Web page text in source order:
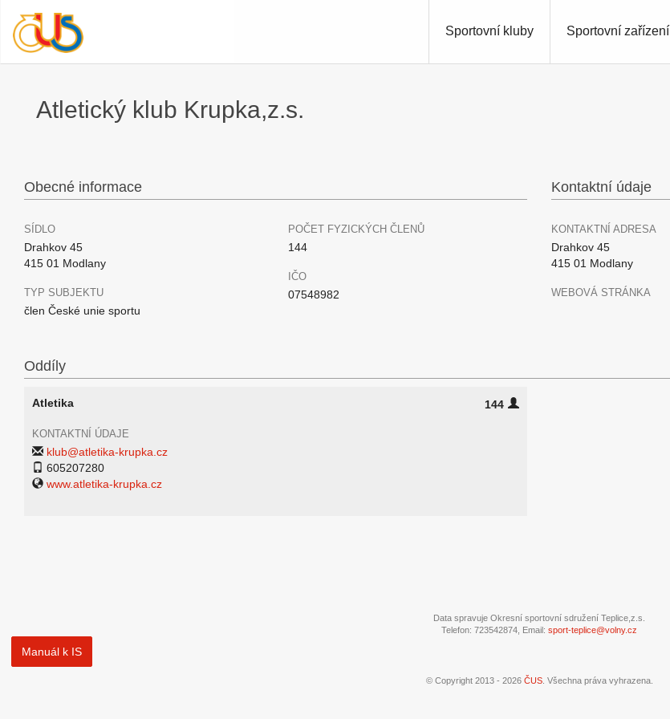
Sportovní kluby Sportovní zařízení
Atletický klub Krupka,z.s.
Obecné informace
SÍDLO
Drahkov 45
415 01 Modlany
TYP SUBJEKTU
člen České unie sportu
POČET FYZICKÝCH ČLENŮ
144
IČO
07548982
Kontaktní údaje
KONTAKTNÍ ADRESA
Drahkov 45
415 01 Modlany
WEBOVÁ STRÁNKA
Oddíly
Atletika 144
KONTAKTNÍ ÚDAJE
klub@atletika-krupka.cz
605207280
www.atletika-krupka.cz
Data spravuje Okresní sportovní sdružení Teplice,z.s.
Telefon: 723542874, Email: sport-teplice@volny.cz
Manuál k IS
© Copyright 2013 - 2026 ČUS. Všechna práva vyhrazena.